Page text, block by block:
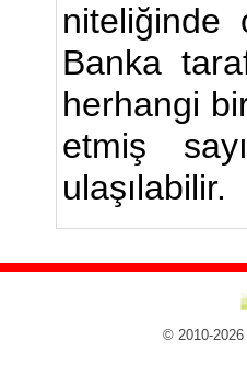
niteliğinde
Banka
herhangi
etmiş
ulaşılabilir.
© 2010-2026